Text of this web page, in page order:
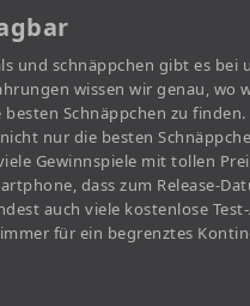
und schnäppchen gibt es bei
wissen wir genau, wo
Schnäppchen zu
nur die besten
Gewinnspiele mit tollen
dass zum Release-
auch viele kostenlose
für ein begrenztes